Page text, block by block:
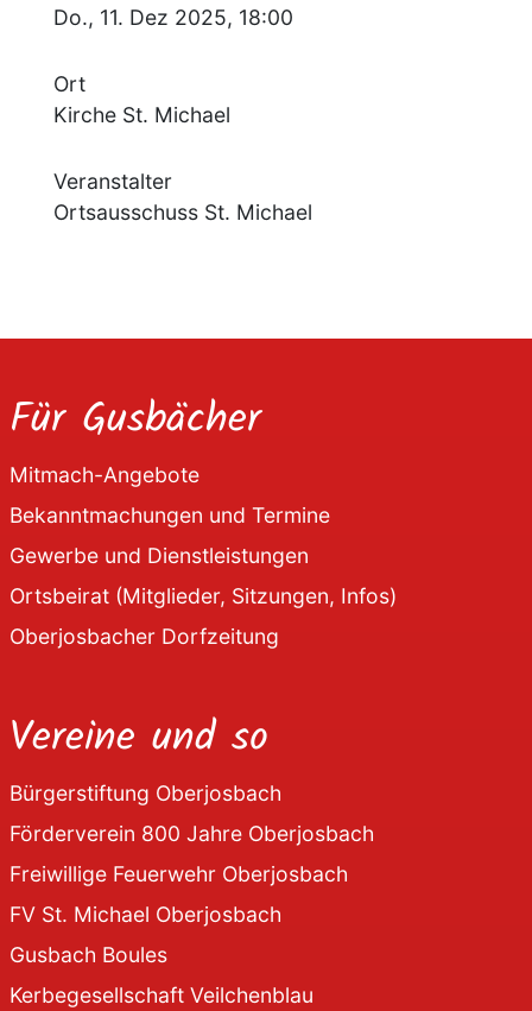
Do., 11. Dez 2025, 18:00
Ort
Kirche St. Michael
Veranstalter
Ortsausschuss St. Michael
Für Gusbächer
Mitmach-Angebote
Bekanntmachungen und Termine
Gewerbe und Dienstleistungen
Ortsbeirat (Mitglieder, Sitzungen, Infos)
Oberjosbacher Dorfzeitung
Vereine und so
Bürgerstiftung Oberjosbach
Förderverein 800 Jahre Oberjosbach
Freiwillige Feuerwehr Oberjosbach
FV St. Michael Oberjosbach
Gusbach Boules
Kerbegesellschaft Veilchenblau